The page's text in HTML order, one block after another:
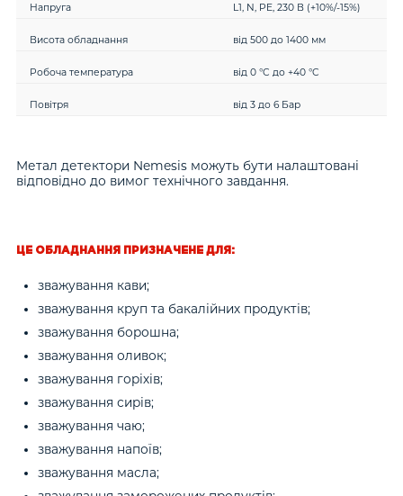
Напруга L1, N, PE, 230 В (+10%/-15%)
Висота обладнання від 500 до 1400 мм
Робоча температура від 0 °C до +40 °C
Повітря від 3 до 6 Бар
Метал детектори Nemesis можуть бути налаштовані
відповідно до вимог технічного завдання.
ЦЕ ОБЛАДНАННЯ ПРИЗНАЧЕНЕ ДЛЯ:
зважування кави;
зважування круп та бакалійних продуктів;
зважування борошна;
зважування оливок;
зважування горіхів;
зважування сирів;
зважування чаю;
зважування напоїв;
зважування масла;